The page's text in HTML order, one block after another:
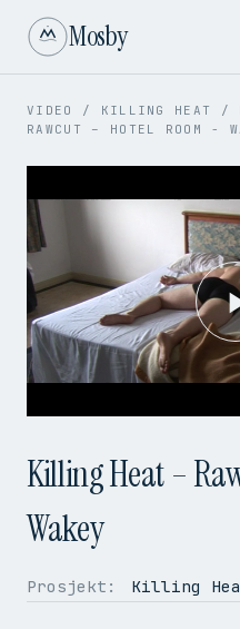
Mosby
VIDEO / KILLING HEAT /
RAWCUT – HOTEL ROOM -
OPPLØSNING 720
Killing Heat –
Wakey
Prosjekt: Killing